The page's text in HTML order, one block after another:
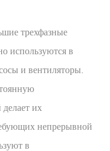
трехфазные
используются в
и вентиляторы.
делает их
непрерывной
в